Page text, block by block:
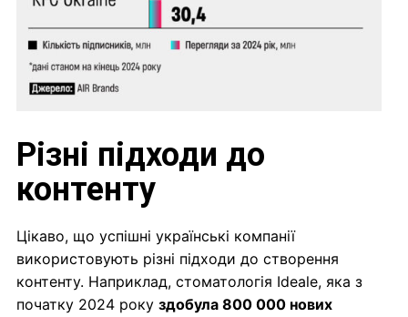
Різні підходи до
контенту
Цікаво, що успішні українські компанії
використовують різні підходи до створення
контенту. Наприклад, стоматологія Ideale, яка з
початку 2024 року здобула 800 000 нових